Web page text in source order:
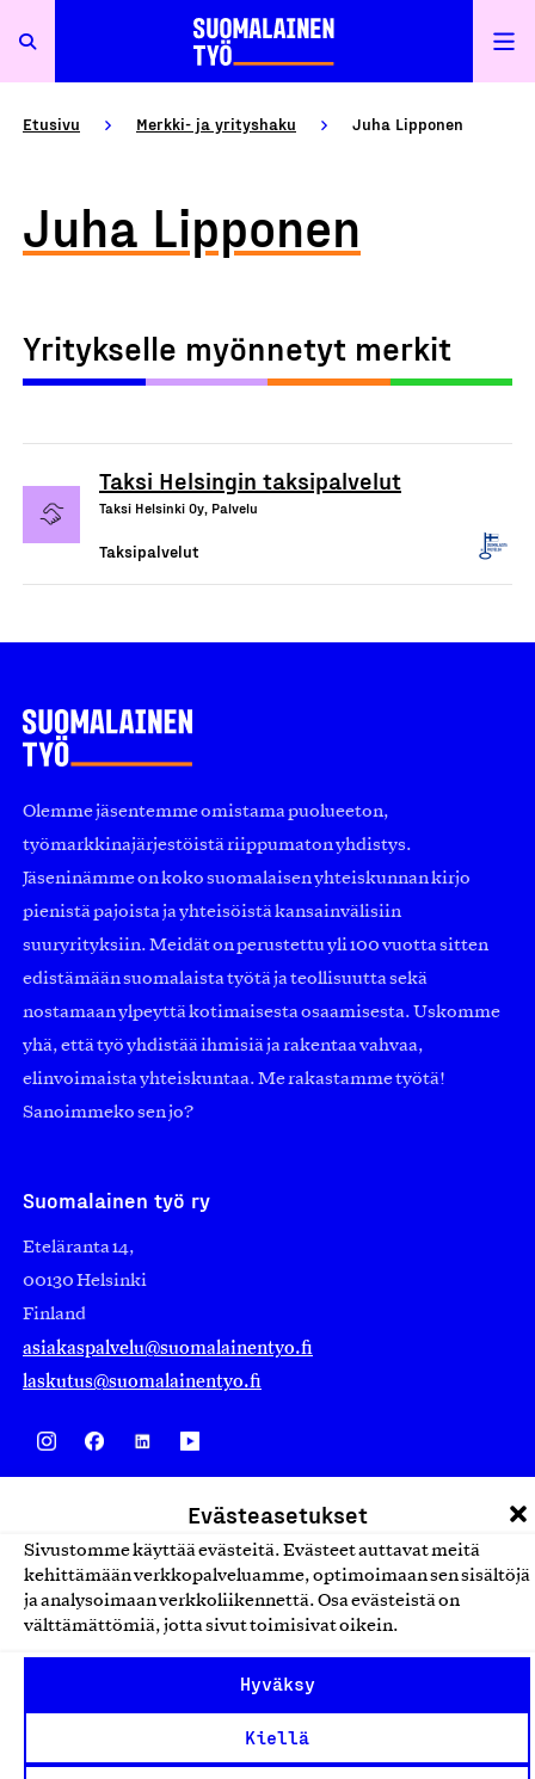
Evästeasetukset
Sivustomme käyttää evästeitä. Evästeet auttavat meitä
kehittämään verkkopalveluamme, optimoimaan sen sisältöjä
ja analysoimaan verkkoliikennettä. Osa evästeistä on
välttämättömiä, jotta sivut toimisivat oikein.
Hyväksy
Kiellä
Etusivu Merkki- ja yrityshaku Juha Lipponen
Juha Lipponen
Yritykselle myönnetyt merkit
Taksi Helsingin taksipalvelut
Taksi Helsinki Oy, Palvelu
Taksipalvelut
Olemme jäsentemme omistama puolueeton,
työmarkkinajärjestöistä riippumaton yhdistys.
Jäseninämme on koko suomalaisen yhteiskunnan kirjo
pienistä pajoista ja yhteisöistä kansainvälisiin
suuryrityksiin. Meidät on perustettu yli 100 vuotta sitten
edistämään suomalaista työtä ja teollisuutta sekä
nostamaan ylpeyttä kotimaisesta osaamisesta. Uskomme
yhä, että työ yhdistää ihmisiä ja rakentaa vahvaa,
elinvoimaista yhteiskuntaa. Me rakastamme työtä!
Sanoimmeko sen jo?
Suomalainen työ ry
Eteläranta 14,
00130 Helsinki
Finland
asiakaspalvelu@suomalainentyo.fi
laskutus@suomalainentyo.fi
Design From Finland
Yhteiskunnallinen Yritys -merkki